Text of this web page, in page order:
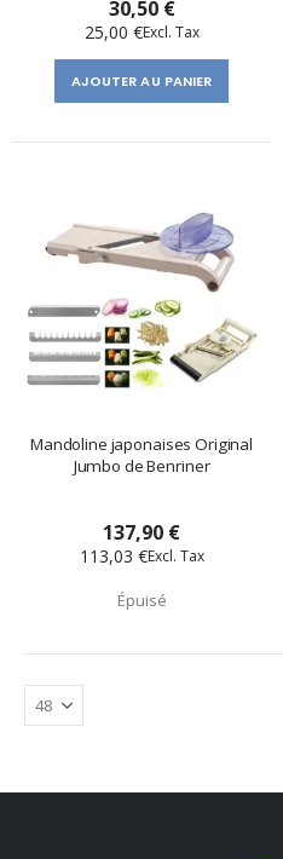
30,50 €
25,00 €
AJOUTER AU PANIER
Mandoline japonaises Original
Jumbo de Benriner
137,90 €
113,03 €
Épuisé